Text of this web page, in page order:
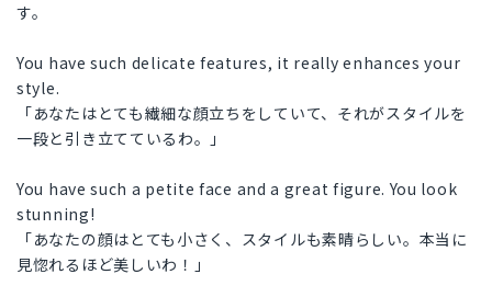
す。
You have such delicate features, it really enhances your
style.
「あなたはとても繊細な顔立ちをしていて、それがスタイルを
一段と引き立てているわ。」
You have such a petite face and a great figure. You look
stunning!
「あなたの顔はとても小さく、スタイルも素晴らしい。本当に
見惚れるほど美しいわ！」